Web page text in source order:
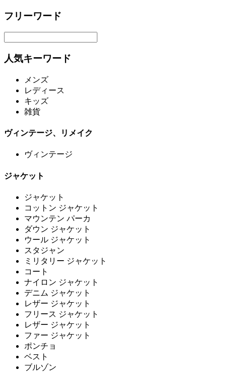
フリーワード
人気キーワード
メンズ
レディース
キッズ
雑貨
ヴィンテージ、リメイク
ヴィンテージ
ジャケット
ジャケット
コットン ジャケット
マウンテン パーカ
ダウン ジャケット
ウール ジャケット
スタジャン
ミリタリー ジャケット
コート
ナイロン ジャケット
デニム ジャケット
レザー ジャケット
フリース ジャケット
レザー ジャケット
ファー ジャケット
ポンチョ
ベスト
ブルゾン